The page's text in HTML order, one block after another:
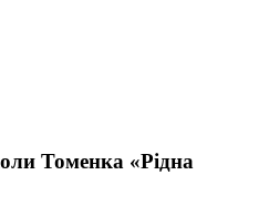
Томенка «Рідна